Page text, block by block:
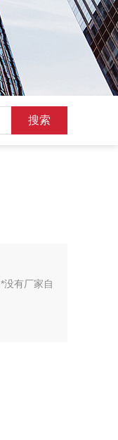
有厂家自